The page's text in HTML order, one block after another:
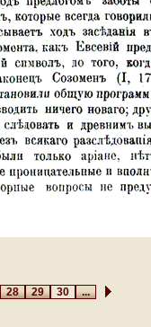
2829 30 ...